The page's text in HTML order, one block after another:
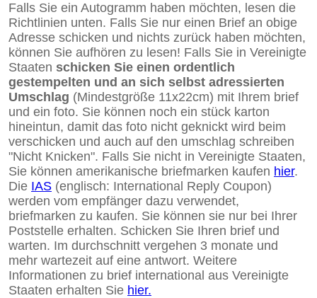
Falls Sie ein Autogramm haben möchten, lesen die
Richtlinien unten. Falls Sie nur einen Brief an obige
Adresse schicken und nichts zurück haben möchten,
können Sie aufhören zu lesen! Falls Sie in Vereinigte
Staaten schicken Sie einen ordentlich
gestempelten und an sich selbst adressierten
Umschlag (Mindestgröße 11x22cm) mit Ihrem brief
und ein foto. Sie können noch ein stück karton
hineintun, damit das foto nicht geknickt wird beim
verschicken und auch auf den umschlag schreiben
"Nicht Knicken". Falls Sie nicht in Vereinigte Staaten,
Sie können amerikanische briefmarken kaufen hier.
Die IAS (englisch: International Reply Coupon)
werden vom empfänger dazu verwendet,
briefmarken zu kaufen. Sie können sie nur bei Ihrer
Poststelle erhalten. Schicken Sie Ihren brief und
warten. Im durchschnitt vergehen 3 monate und
mehr wartezeit auf eine antwort. Weitere
Informationen zu brief international aus Vereinigte
Staaten erhalten Sie hier.